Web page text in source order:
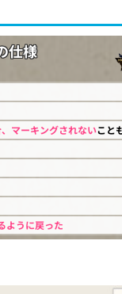
仕様
マーキングされないこと
ように戻った